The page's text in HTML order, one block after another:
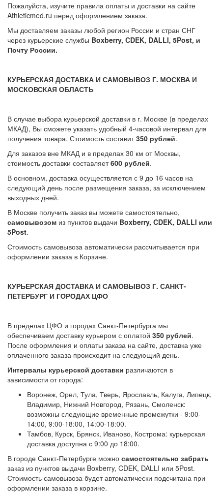
Пожалуйста, изучите правила оплаты и доставки на сайте
Athleticmed.ru перед оформлением заказа.
Мы доставляем заказы любой регион России и стран СНГ
через курьерские службы Boxberry, CDEK, DALLI, 5Post, и
Почту России.
КУРЬЕРСКАЯ ДОСТАВКА И САМОВЫВОЗ Г. МОСКВА И
МОСКОВСКАЯ ОБЛАСТЬ
В случае выбора курьерской доставки в г. Москве (в пределах
МКАД), Вы сможете указать удобный 4-часовой интервал для
получения товара. Стоимость составит350 рублей.
Для заказов вне МКАД и в пределах 30 км от Москвы,
стоимость доставки составляет600 рублей.
В основном, доставка осуществляется с 9 до 16 часов на
следующий день после размещения заказа, за исключением
выходных дней.
В Москве получить заказ вы можете самостоятельно,
самовывозом из пунктов выдачи Boxberry, CDEK, DALLI или
5Post.
Стоимость самовывоза автоматически рассчитывается при
оформлении заказа в Корзине.
КУРЬЕРСКАЯ ДОСТАВКА И САМОВЫВОЗ Г. САНКТ-
ПЕТЕРБУРГ И ГОРОДАХ ЦФО
В пределах ЦФО и городах Санкт-Петербурга мы
обеспечиваем доставку курьером с оплатой 350 рублей.
После оформления и оплаты заказа на сайте, доставка уже
оплаченного заказа происходит на следующий день.
Интервалы курьерской доставки различаются в
зависимости от города:
Воронеж, Орел, Тула, Тверь, Ярославль, Калуга, Липецк,
Владимир, Нижний Новгород, Рязань, Смоленск:
возможны следующие временные промежутки - 9:00-
14:00, 9:00-18:00, 14:00-18:00.
Тамбов, Курск, Брянск, Иваново, Кострома: курьерская
доставка доступна с 9:00 до 18:00.
В городе Санкт-Петербурге можно самостоятельно забрать
заказ из пунктов выдачи Boxberry, CDEK, DALLI или 5Post.
Стоимость самовывоза будет автоматически подсчитана при
оформлении заказа в корзине.